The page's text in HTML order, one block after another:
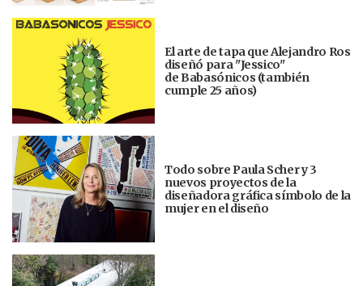
El arte de tapa que Alejandro Ros
diseñó para "Jessico"
de Babasónicos (también
cumple 25 años)
Todo sobre Paula Scher y 3
nuevos proyectos de la
diseñadora gráfica símbolo de la
mujer en el diseño